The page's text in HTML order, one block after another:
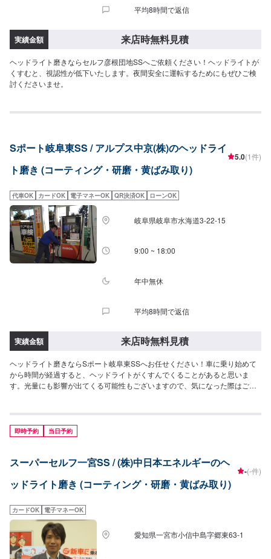
平均8時間で返信
実績金額 来店時無料見積
ヘッドライト磨きならセルフ彦根団地SSへご依頼ください！ヘッドライトが
くすむと、視認性が低下いたします。夜間安全に運転するためにもぜひご検
討くださいませ。
Sポート岐阜東SS / アルプス中京(株)のヘッドライ
ト磨き (コーティング・研磨・黄ばみ取り)
5.0(1件)
代車OK カードOK 電子マネーOK QR決済OK ローンOK
岐阜県岐阜市水海道3-22-15
9:00 ~ 18:00
年中無休
平均8時間で返信
実績金額 来店時無料見積
ヘッドライト磨きならSポート岐阜東SSへお任せください！車に乗り始めて
から時間が経過すると、ヘッドライトがくすんでくることがあると思いま
す。光量にも影響が出てくる可能性もございますので、気になった際はご相
即時予約 当日予約
スーパーセルフ一宮SS / (株)中日本エネルギーのヘ
ッドライト磨き (コーティング・研磨・黄ばみ取り)
-(-件)
カードOK 電子マネーOK
愛知県一宮市小信中島字郷東63-1